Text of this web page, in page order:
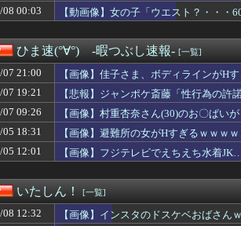
戦慄】山で洒落にならない目にあった話をする、オ
衝撃】新聞さん、壮大な縦読みを仕込んでしまう
崎ってどうしようもない街みたいなイメージあった
悲報】中国の街並み、日本に汚染されすぎて終わ
悲報】夏のピーク、もう終わってたｗｗｗｗｗ
悲報】女さん、開き直ってセッ●ス経験人数でマ
謎】日本人、何故か名古屋に殺到。人口増加数が
画像あり】女さん(40)「結婚相手の条件？最低こ
画像】喪服美女ツートップ爆誕ｗｗｗｗｗｗｗｗｗ
動画】ピザ屋のバイト女、クッソせこい『ツマミ食
眠症のワイが思うこと
画像】女子高生、トンデモないオカズ提供でムラ
悲報】「舌を入れてきたから歯と口でブロック」
画像】十二支合体！！ところでその前足、猫じゃ
悲報】韓国人「え待って、何で日本の避難所って
08 00:03
【動画像】女の子「ウエスト？・・・
ひま速(°∀°) -暇つぶし速報- [一覧]
07 21:00
【画像】佳子さま、ボディラインがH
07 19:21
【悲報】ジャンポケ斎藤「性行為の許
07 09:26
【画像】村重杏奈さん(30)のお〇ぱい
05 18:31
【画像】避難所の女がHすぎるｗｗｗｗ
05 12:01
【画像】フジテレビでえちえち水着
いたしん！ [一覧]
08 12:32
【画像】インスタのドスケベおばさん